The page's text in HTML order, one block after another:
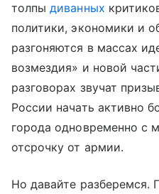
толпыдиванных
политики, экономики и
разгоняются в массах
возмездия» и новой
разговорах звучат
России начать активно
города одновременно с
отсрочку от армии.
Но давайте разберемся.